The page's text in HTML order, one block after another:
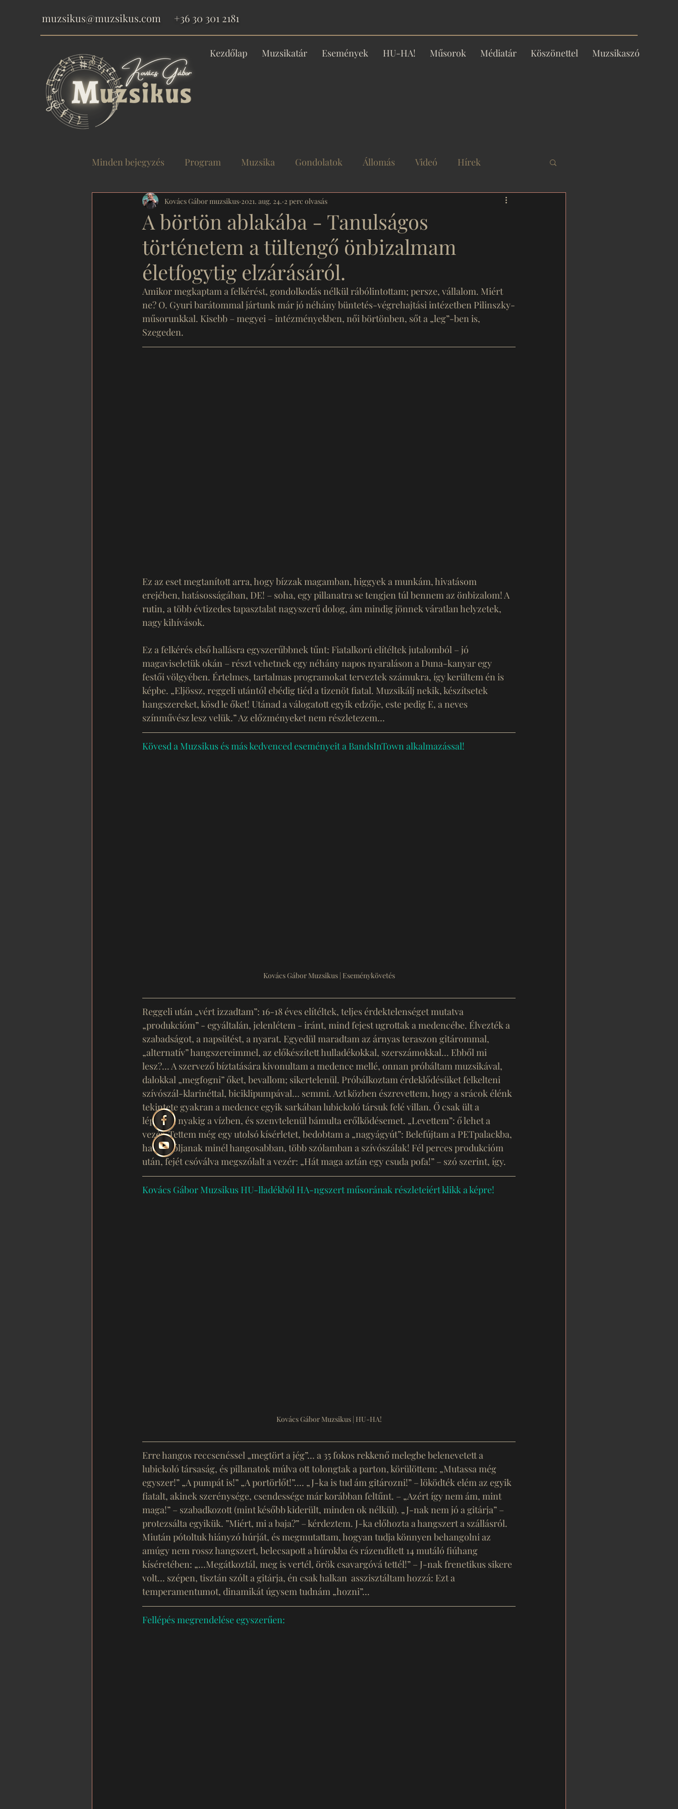
muzsikus@muzsikus.com +36 30 301 2181
Kezdőlap Muzsikatár Események HU-HA! Műsorok Médiatár Köszönettel Muzsikaszó
Minden bejegyzés Program Muzsika Gondolatok Állomás Videó Hírek
Gyermekműsor Adomány Történet Műsor
A börtön ablakába - Tanulságos
történetem a tültengő önbizalmam
életfogytig elzárásáról.
Kovács Gábor muzsikus 2021. aug. 24. 2 perc olvasás
Amikor megkaptam a felkérést, gondolkodás nélkül rábólintottam; persze, vállalom. Miért
ne? O. Gyuri barátommal jártunk már jó néhány büntetés-végrehajtási intézetben Pilinszky-
műsorunkkal. Kisebb – megyei – intézményekben, női börtönben, sőt a „leg”-ben is,
Szegeden.
Ez az eset megtanított arra, hogy bízzak magamban, higgyek a munkám, hivatásom
erejében, hatásosságában, DE! – soha, egy pillanatra se tengjen túl bennem az önbizalom! A
rutin, a több évtizedes tapasztalat nagyszerű dolog, ám mindig jönnek váratlan helyzetek,
nagy kihívások.
Ez a felkérés első hallásra egyszerűbbnek tűnt: Fiatalkorú elítéltek jutalomból – jó
magaviseletük okán – részt vehetnek egy néhány napos nyaraláson a Duna-kanyar egy
festői völgyében. Értelmes, tartalmas programokat terveztek számukra, így kerültem én is
képbe. „Eljössz, reggeli utántól ebédig tiéd a tizenöt fiatal. Muzsikálj nekik, készítsetek
hangszereket, kösd le őket! Utánad a válogatott egyik edzője, este pedig E, a neves
színművész lesz velük.” Az előzményeket nem részletezem…
Kövesd a Muzsikus és más kedvenced eseményeit a BandsInTown alkalmazással!
Kovács Gábor Muzsikus | Eseménykövetés
Reggeli után „vért izzadtam”: 16-18 éves elítéltek, teljes érdektelenséget mutatva
„produkcióm” - egyáltalán, jelenlétem - iránt, mind fejest ugrottak a medencébe. Élvezték a
szabadságot, a napsütést, a nyarat. Egyedül maradtam az árnyas teraszon gitárommal,
„alternatív” hangszereimmel, az előkészített hulladékokkal, szerszámokkal… Ebből mi
lesz?... A szervező bíztatására kivonultam a medence mellé, onnan próbáltam muzsikával,
dalokkal „megfogni” őket, bevallom; sikertelenül. Próbálkoztam érdeklődésüket felkelteni
szívószál-klarinéttal, biciklipumpával… semmi. Azt közben észrevettem, hogy a srácok élénk
tekintete gyakran a medence egyik sarkában lubickoló társuk felé villan. Ő csak ült a
lépcsőn, nyakig a vízben, és szenvtelenül bámulta erőlködésemet. „Levettem”: ő lehet a
vezér. Tettem még egy utolsó kísérletet, bedobtam a „nagyágyút”: Belefújtam a PETpalackba,
hadd szóljanak minél hangosabban, több szólamban a szívószálak! Fél perces produkcióm
után, fejét csóválva megszólalt a vezér: „Hát maga aztán egy csuda pofa!” – szó szerint, így.
Kovács Gábor Muzsikus HU-lladékból HA-ngszert műsorának részleteiért klikk a képre!
Kovács Gábor Muzsikus | HU-HA!
Erre hangos reccsenéssel „megtört a jég”… a 35 fokos rekkenő melegbe belenevetett a
lubickoló társaság, és pillanatok múlva ott tolongtak a parton, körülöttem: „Mutassa még
egyszer!” „A pumpát is!” „A portörlőt!”…. „J-ka is tud ám gitározni!” – löködték elém az egyik
fiatalt, akinek szerénysége, csendessége már korábban feltűnt. – „Azért így nem ám, mint
maga!” – szabadkozott (mint később kiderült, minden ok nélkül). „J-nak nem jó a gitárja” –
protezsálta egyikük. ”Miért, mi a baja?” – kérdeztem. J-ka előhozta a hangszert a szállásról.
Miután pótoltuk hiányzó húrját, és megmutattam, hogyan tudja könnyen behangolni az
amúgy nem rossz hangszert, belecsapott a húrokba és rázendített 14 mutáló fiúhang
kíséretében: „…Megátkoztál, meg is vertél, örök csavargóvá tettél!” – J-nak frenetikus sikere
volt… szépen, tisztán szólt a gitárja, én csak halkan  asszisztáltam hozzá: Ezt a
temperamentumot, dinamikát úgysem tudnám „hozni”...
Fellépés megrendelése egyszerűen: